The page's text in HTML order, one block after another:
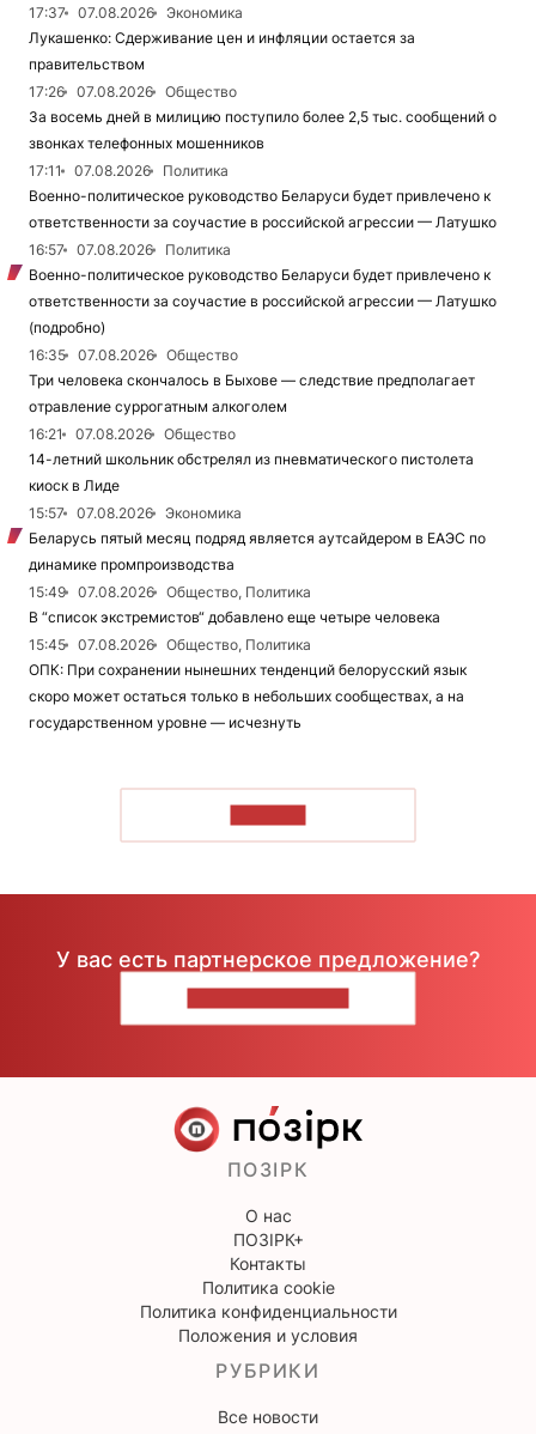
17:37
07.08.2026
Экономика
Лукашенко: Сдерживание цен и инфляции остается за
правительством
17:26
07.08.2026
Общество
За восемь дней в милицию поступило более 2,5 тыс. сообщений о
звонках телефонных мошенников
17:11
07.08.2026
Политика
Военно-политическое руководство Беларуси будет привлечено к
ответственности за соучастие в российской агрессии — Латушко
16:57
07.08.2026
Политика
Военно-политическое руководство Беларуси будет привлечено к
ответственности за соучастие в российской агрессии — Латушко
(подробно)
16:35
07.08.2026
Общество
Три человека скончалось в Быхове — следствие предполагает
отравление суррогатным алкоголем
16:21
07.08.2026
Общество
14-летний школьник обстрелял из пневматического пистолета
киоск в Лиде
15:57
07.08.2026
Экономика
Беларусь пятый месяц подряд является аутсайдером в ЕАЭС по
динамике промпроизводства
15:49
07.08.2026
Общество, Политика
В “список экстремистов“ добавлено еще четыре человека
15:45
07.08.2026
Общество, Политика
ОПК: При сохранении нынешних тенденций белорусский язык
скоро может остаться только в небольших сообществах, а на
государственном уровне — исчезнуть
У вас есть партнерское предложение?
ПОЗІРК
О нас
ПОЗІРК+
Контакты
Политика cookie
Политика конфиденциальности
Положения и условия
РУБРИКИ
Все новости